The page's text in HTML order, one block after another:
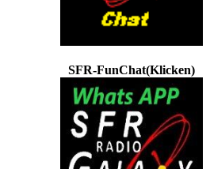
SFR-FunChat(Klicken)